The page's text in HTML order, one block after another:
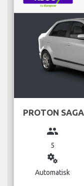
PROTON SAGA
group
5
miscellaneous_services
Automatisk